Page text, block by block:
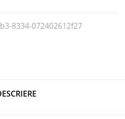
8334-072402612f27